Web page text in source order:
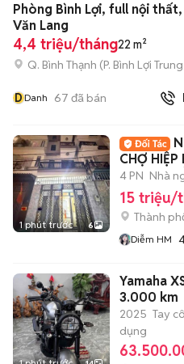
Phòng Bình Lợi, full nội
Văn Lang
4,4 triệu/tháng22 m²
Q. Bình Thạnh (P. Bình Lợi Trung
DDanh 67 đã bán
1 phút trước 6
CHỢ
4PN 3WC
4 PN Nhà
15 triệu/
Thành
Diễm HM
Yamaha
3.000 km
2025 Tay
dụng